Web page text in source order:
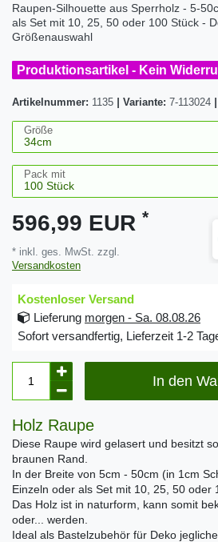
Raupen-Silhouette aus Sperrholz - 5-
als Set mit 10, 25, 50 oder 100 Stück -
Größenauswahl
Produktionsartikel - Kein
Artikelnummer: 1135 Variante: 7-113024
Größe
Pack mit
596,99 EUR *
* inkl. ges. MwSt. zzgl.
Versandkosten
Kostenloser Versand
Lieferung morgen - Sa. 08.08.26
Sofort versandfertig, Lieferzeit 1-2
In den
Holz Raupe
Diese Raupe wird gelasert und besitzt
braunen Rand.
In der Breite von 5cm - 50cm (in 1cm
Einzeln oder als Set mit 10, 25, 50 oder
Das Holz ist in naturform, kann somit
oder... werden.
Ideal als Bastelzubehör für Deko